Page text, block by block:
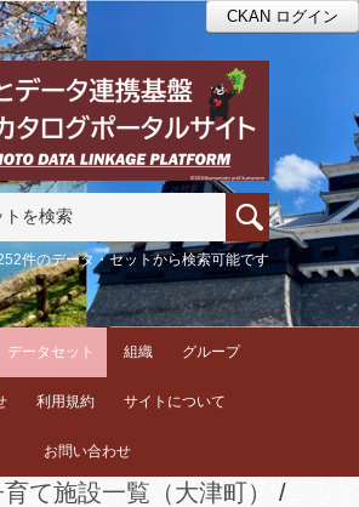
CKAN ログイン
件のデータ・セットから検索可能です
データセット 組織 グループ
利用規約 サイトについて
お問い合わせ
て施設一覧（大津町）